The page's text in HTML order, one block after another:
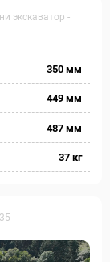
экскаватор -
350 мм
449 мм
487 мм
37 кг